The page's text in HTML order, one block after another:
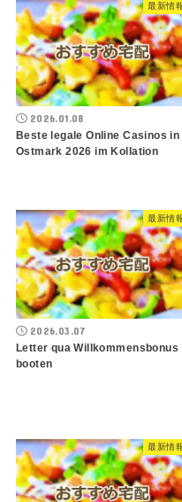
最新情
2026.01.08
Beste legale Online Casinos in
Ostmark 2026 im Kollation
最新情
2026.03.07
Letter qua Willkommensbonus
booten
最新情